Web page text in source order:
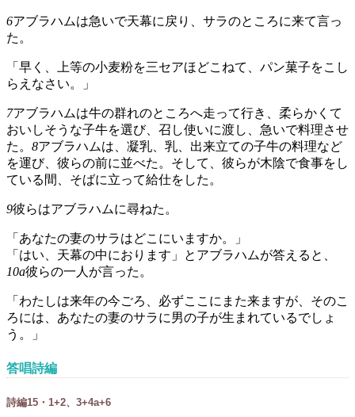
6アブラハムは急いで天幕に戻り、サラのところに来て言っ
た。
「早く、上等の小麦粉を三セアほどこねて、パン菓子をこし
らえなさい。」
7アブラハムは牛の群れのところへ走って行き、柔らかくて
おいしそうな子牛を選び、召し使いに渡し、急いで料理させ
た。 8アブラハムは、凝乳、乳、出来立ての子牛の料理など
を運び、彼らの前に並べた。そして、彼らが木陰で食事をし
ている間、そばに立って給仕をした。
9彼らはアブラハムに尋ねた。
「あなたの妻のサラはどこにいますか。」
「はい、天幕の中におります」とアブラハムが答えると、
10a彼らの一人が言った。
「わたしは来年の今ごろ、必ずここにまた来ますが、そのこ
ろには、あなたの妻のサラに男の子が生まれているでしょ
う。」
答唱詩編
詩編15・1+2、3+4a+6